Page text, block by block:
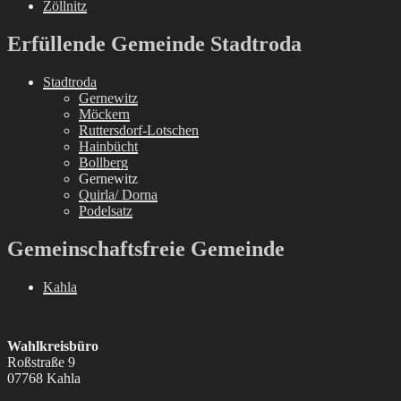
Zöllnitz
Erfüllende Gemeinde Stadtroda
Stadtroda
Gernewitz
Möckern
Ruttersdorf-Lotschen
Hainbücht
Bollberg
Gernewitz
Quirla/ Dorna
Podelsatz
Gemeinschaftsfreie Gemeinde
Kahla
Wahlkreisbüro
Roßstraße 9
07768 Kahla